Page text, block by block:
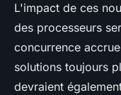
L'impact de ces
des processeurs
concurrence
solutions toujours
devraient